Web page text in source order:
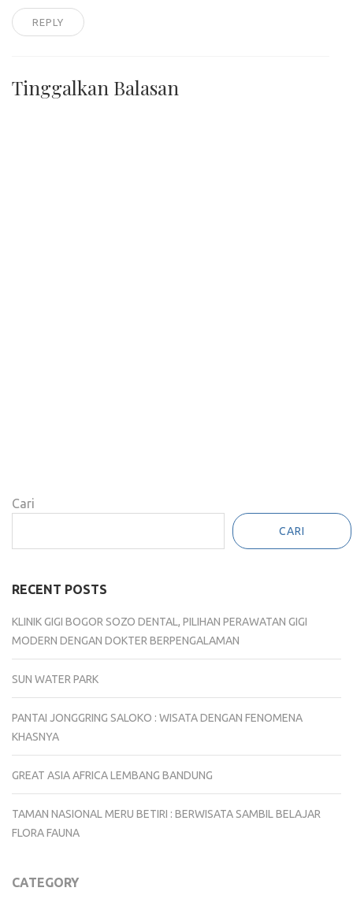
REPLY
Tinggalkan Balasan
Cari
CARI
RECENT POSTS
KLINIK GIGI BOGOR SOZO DENTAL, PILIHAN PERAWATAN GIGI
MODERN DENGAN DOKTER BERPENGALAMAN
SUN WATER PARK
PANTAI JONGGRING SALOKO : WISATA DENGAN FENOMENA
KHASNYA
GREAT ASIA AFRICA LEMBANG BANDUNG
TAMAN NASIONAL MERU BETIRI : BERWISATA SAMBIL BELAJAR
FLORA FAUNA
CATEGORY